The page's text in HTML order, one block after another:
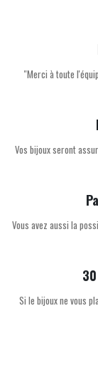
''Merci à toute
Vos bijoux seront
Vous avez aussi la
Si le bijoux ne vous